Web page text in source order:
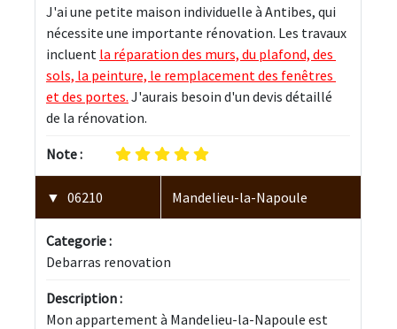
J'ai une petite maison individuelle à Antibes, qui
nécessite une importante rénovation. Les travaux
incluent la réparation des murs, du plafond, des
sols, la peinture, le remplacement des fenêtres
et des portes. J'aurais besoin d'un devis détaillé
de la rénovation.
Note :
06210 Mandelieu-la-Napoule
Categorie :
Debarras renovation
Description :
Mon appartement à Mandelieu-la-Napoule est